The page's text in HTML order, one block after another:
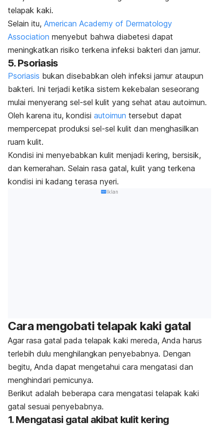
telapak kaki.
Selain itu, American Academy of Dermatology
Association menyebut bahwa diabetesi dapat
meningkatkan risiko terkena infeksi bakteri dan jamur.
5. Psoriasis
Psoriasis bukan disebabkan oleh infeksi jamur ataupun
bakteri. Ini terjadi ketika sistem kekebalan seseorang
mulai menyerang sel-sel kulit yang sehat atau autoimun.
Oleh karena itu, kondisi autoimun tersebut dapat
mempercepat produksi sel-sel kulit dan menghasilkan
ruam kulit.
Kondisi ini menyebabkan kulit menjadi kering, bersisik,
dan kemerahan. Selain rasa gatal, kulit yang terkena
kondisi ini kadang terasa nyeri.
Iklan
Cara mengobati telapak kaki gatal
Agar rasa gatal pada telapak kaki mereda, Anda harus
terlebih dulu menghilangkan penyebabnya. Dengan
begitu, Anda dapat mengetahui cara mengatasi dan
menghindari pemicunya.
Berikut adalah beberapa cara mengatasi telapak kaki
gatal sesuai penyebabnya.
1. Mengatasi gatal akibat kulit kering